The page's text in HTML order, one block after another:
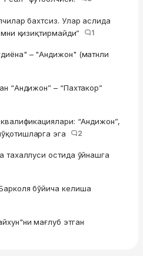
бахтсиз. Улар аслида
қизиқтирмайди”
1
– "Андижон" (матнли
“Андижон” – “Пахтакор”
“Андижон”,
эга
2
тахаллуси остида ўйнашга
бўйича келиша
мағлуб этган